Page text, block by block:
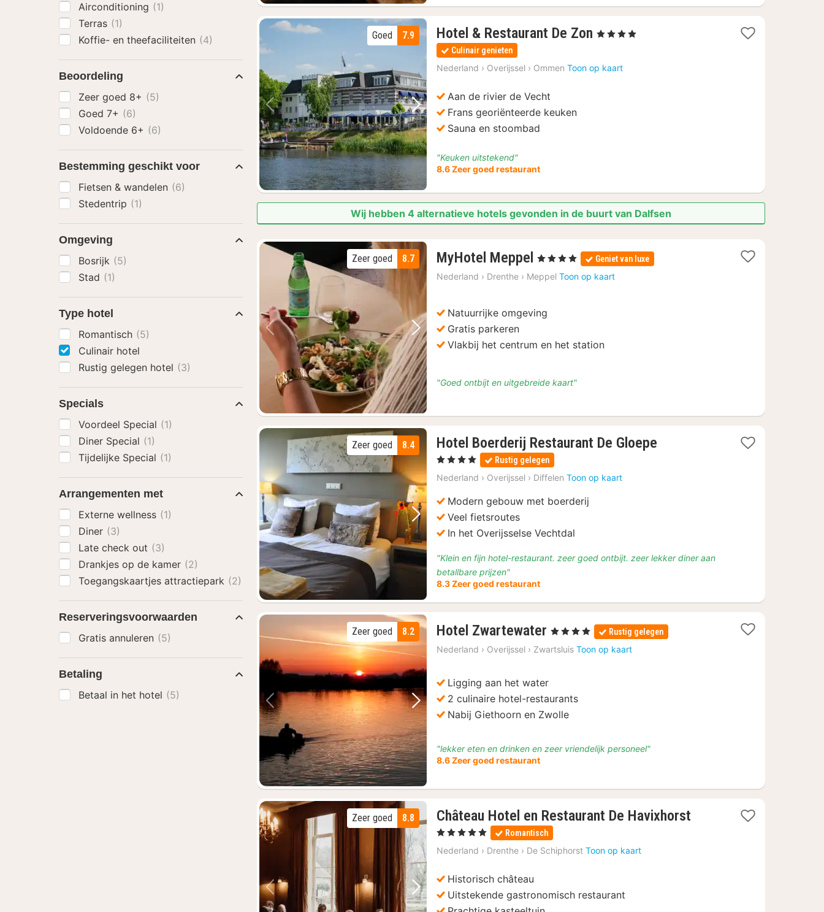
Vorige foto Volgende foto
7.9
Goed Hotel & Restaurant De Zon 1
vanaf
€
, 4 Sterren
Culinair genieten
Nederland › Overijssel › Ommen Toon op kaart
Aan de rivier de Vecht
Frans georiënteerde keuken
Sauna en stoombad
"Keuken uitstekend"
8.6 Zeer goed restaurant
Wij hebben 4 alternatieve hotels gevonden in de buurt van Dalfsen
Vorige foto Volgende foto
8.7
Zeer goed MyHotel Meppel 1
nacht
vanaf
119
, 4 Sterren Geniet van luxe
Nederland › Drenthe › Meppel Toon op kaart
Natuurrijke omgeving
Gratis parkeren
Vlakbij het centrum en het station
"Goed ontbijt en uitgebreide kaart"
Vorige foto Volgende foto
8.4
Zeer goed Hotel Boerderij Restaurant De Gloepe
, 4 Sterren Rustig gelegen
Nederland › Overijssel › Diffelen Toon op kaart
Modern gebouw met boerderij
Veel fietsroutes
In het Overijsselse Vechtdal
"Klein en fijn hotel-restaurant. zeer goed ontbijt. zeer lekker diner aan
betallbare prijzen"
8.3 Zeer goed restaurant
Vorige foto Volgende foto
8.2
Zeer goed Hotel Zwartewater 1
nacht
vanaf
, 4 Sterren Rustig gelegen
Nederland › Overijssel › Zwartsluis Toon op kaart
Ligging aan het water
2 culinaire hotel-restaurants
Nabij Giethoorn en Zwolle
"lekker eten en drinken en zeer vriendelijk personeel"
8.6 Zeer goed restaurant
Vorige foto Volgende foto
8.8
Zeer goed
Château Hotel en Restaurant De Havixhorst
1
nacht
vanaf
€
154
, 5 Sterren Romantisch
Nederland › Drenthe › De Schiphorst Toon op kaart
Historisch château
Uitstekende gastronomisch restaurant
Airconditioning (1)
Terras (1)
Koffie- en theefaciliteiten (4)
Beoordeling
Zeer goed 8+ (5)
Goed 7+ (6)
Voldoende 6+ (6)
Bestemming geschikt voor
Fietsen & wandelen (6)
Stedentrip (1)
Omgeving
Bosrijk (5)
Stad (1)
Type hotel
Romantisch (5)
Culinair hotel
Rustig gelegen hotel (3)
Specials
Voordeel Special (1)
Diner Special (1)
Tijdelijke Special (1)
Arrangementen met
Externe wellness (1)
Diner (3)
Late check out (3)
Drankjes op de kamer (2)
Toegangskaartjes attractiepark (2)
Reserveringsvoorwaarden
Gratis annuleren (5)
Betaling
Betaal in het hotel (5)